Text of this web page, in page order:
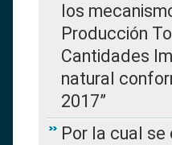
los
Producción
Cantidades
natural
2017”
Por la cual